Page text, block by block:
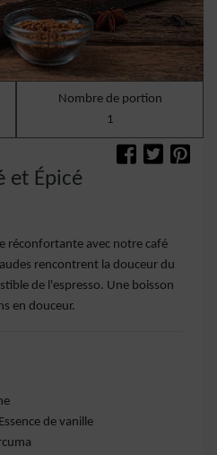
Nombre de portion
1
et Épicé
réconfortante avec notre café
rencontrent la douceur du
de l'espresso. Une boisson
en douceur.
de vanille